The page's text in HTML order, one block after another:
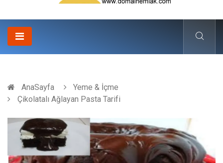
AnaSayfa
Yeme & İçme
Çikolatalı Ağlayan Pasta Tarifi